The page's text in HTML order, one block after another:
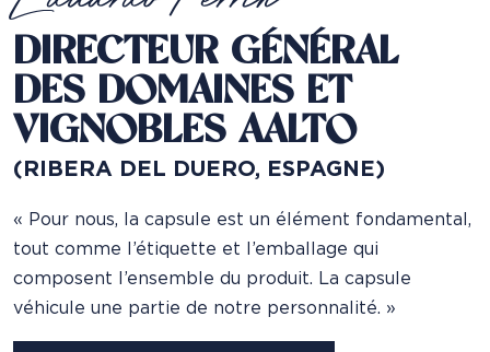
DIRECTEUR GÉNÉRAL
DES DOMAINES ET
VIGNOBLES AALTO
(RIBERA DEL DUERO, ESPAGNE)
« Pour nous, la capsule est un élément fondamental,
tout comme l’étiquette et l’emballage qui
composent l’ensemble du produit. La capsule
véhicule une partie de notre personnalité. »